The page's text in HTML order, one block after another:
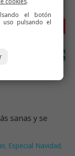
de
sanas y se
, Especial Navidad,
el botón
uso pulsando el